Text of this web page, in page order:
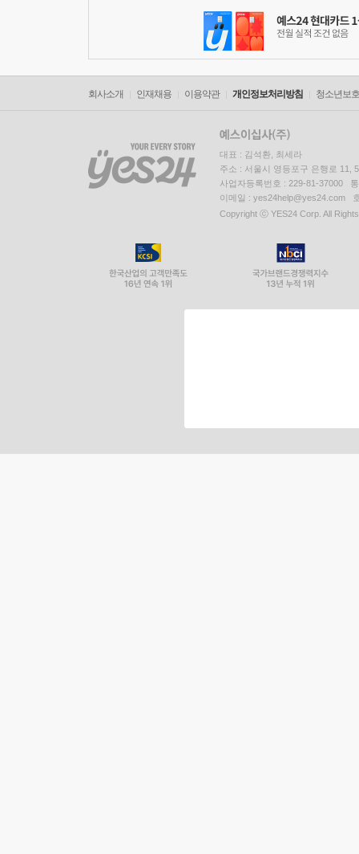
회사소개 인재채용 이용약관 개인정보처리방침 청소년보
대표 : 김석환, 최세라
주소 : 서울시 영등포구 은행로 11,
사업자등록번호 : 229-81-37000
이메일 : yes24help@yes24.com
Copyright ⓒ YES24 Corp. All